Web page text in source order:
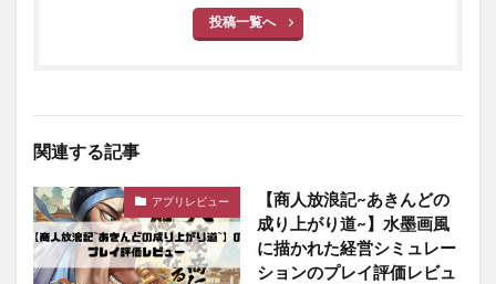
投稿一覧へ
関連する記事
アプリレビュー
【商人放浪記~あきんどの
成り上がり道~】水墨画風
に描かれた経営シミュレー
ションのプレイ評価レビュ